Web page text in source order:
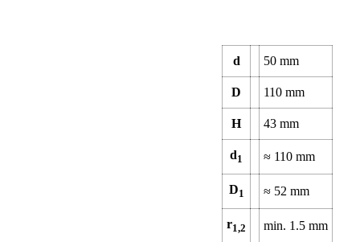
d 50mm
D 110mm
H 43mm
d1 ≈ 110mm
D1 ≈ 52mm
r1,2 min. 1.5mm